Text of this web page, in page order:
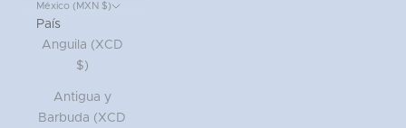
México (MXN $)
País
Anguila (XCD
$)
Antigua y
Barbuda (XCD